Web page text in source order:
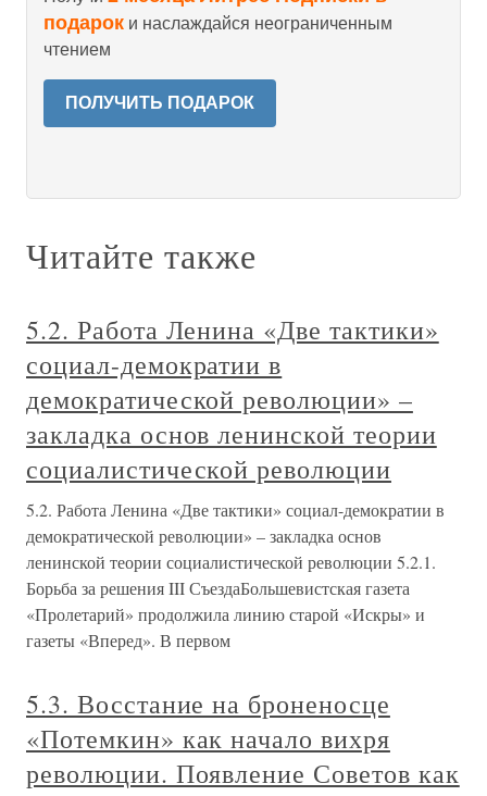
подарок и наслаждайся неограниченным
чтением
ПОЛУЧИТЬ ПОДАРОК
Читайте также
5.2. Работа Ленина «Две тактики»
социал-демократии в
демократической революции» –
закладка основ ленинской теории
социалистической революции
5.2. Работа Ленина «Две тактики» социал-демократии в
демократической революции» – закладка основ
ленинской теории социалистической революции 5.2.1.
Борьба за решения III СъездаБольшевистская газета
«Пролетарий» продолжила линию старой «Искры» и
газеты «Вперед». В первом
5.3. Восстание на броненосце
«Потемкин» как начало вихря
революции. Появление Советов как